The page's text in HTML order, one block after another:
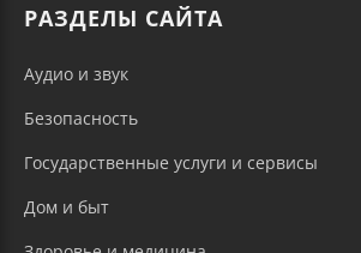
РАЗДЕЛЫ САЙТА
Аудио и звук
Безопасность
Государственные услуги и сервисы
Дом и быт